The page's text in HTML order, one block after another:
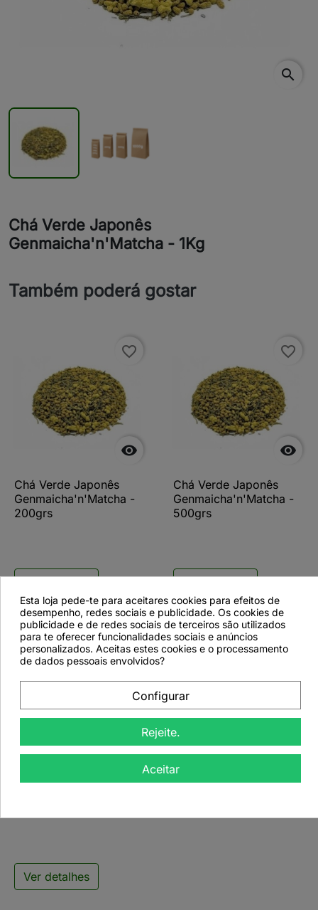
search
Chá Verde Japonês
Genmaicha'n'Matcha - 1Kg
Também poderá gostar

favorite_border
Chá Verde Japonês
Genmaicha'n'Matcha -
200grs

favorite_border
Chá Verde Japonês
Genmaicha'n'Matcha -
500grs

favorite_border
Chá Verde Japonês
Ver detalhes
Esta loja pede-te para aceitares cookies para efeitos de
desempenho, redes sociais e publicidade. Os cookies de
publicidade e de redes sociais de terceiros são utilizados
para te oferecer funcionalidades sociais e anúncios
personalizados. Aceitas estes cookies e o processamento
de dados pessoais envolvidos?
Configurar
Rejeite.
Aceitar